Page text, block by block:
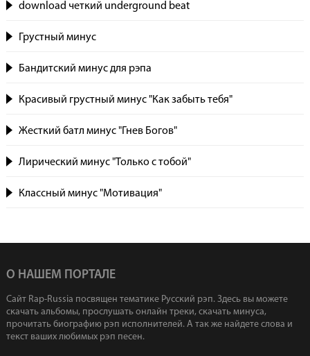
download четкий underground beat
Грустный минус
Бандитский минус для рэпа
Красивый грустный минус "Как забыть тебя"
Жесткий батл минус "Гнев Богов"
Лирический минус "Только с тобой"
Классный минус "Мотивация"
О НАШЕМ ПОРТАЛЕ
Сайт Rap-Russia посвящен тематике Русский рэп. Здесь вы можете
скачать альбомы, прослушать онлайн треки, скачать минуса,
прочитать биографию рэп исполнителей. А так же найдете слова и
текст ваших любимых рэп песен.